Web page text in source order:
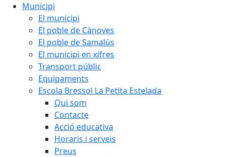
Municipi
El municipi
El poble de Cànoves
El poble de Samalús
El municipi en xifres
Transport públic
Equipaments
Escola Bressol La Petita Estelada
Qui som
Contacte
Acció educativa
Horaris i serveis
Preus